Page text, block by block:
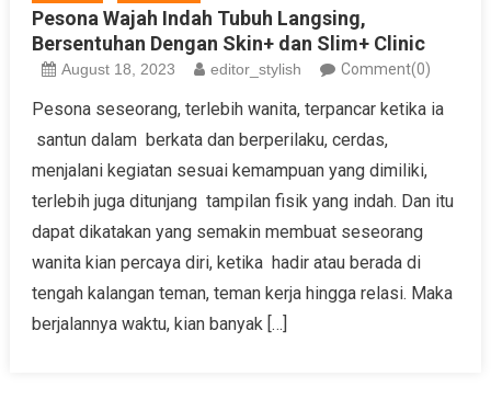
Pesona Wajah Indah Tubuh Langsing,
Bersentuhan Dengan Skin+ dan Slim+ Clinic
August 18, 2023 editor_stylish Comment(0)
Pesona seseorang, terlebih wanita, terpancar ketika ia
santun dalam berkata dan berperilaku, cerdas,
menjalani kegiatan sesuai kemampuan yang dimiliki,
terlebih juga ditunjang tampilan fisik yang indah. Dan itu
dapat dikatakan yang semakin membuat seseorang
wanita kian percaya diri, ketika hadir atau berada di
tengah kalangan teman, teman kerja hingga relasi. Maka
berjalannya waktu, kian banyak […]